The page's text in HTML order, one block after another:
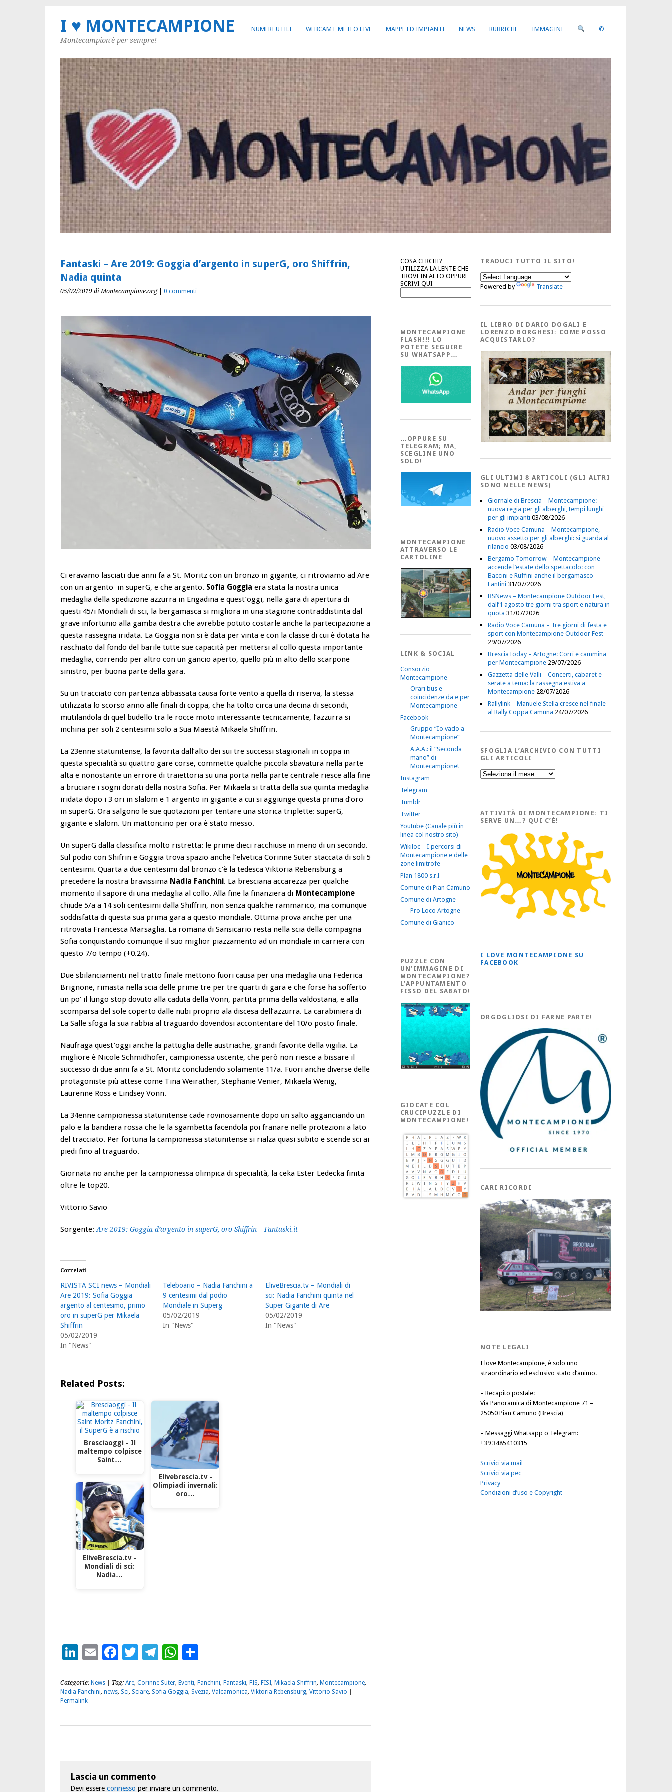
NUMERI UTILI WEBCAM E METEO LIVE MAPPE ED IMPIANTI NEWS RUBRICHE IMMAGINI ©
I ♥ MONTECAMPIONE
Montecampion'è per sempre!
Fantaski – Are 2019: Goggia d’argento in superG, oro Shiffrin,
Nadia quinta
05/02/2019 di Montecampione.org| 0 commenti
Ci eravamo lasciati due anni fa a St. Moritz con un bronzo in gigante, ci ritroviamo ad Are
con un argento in superG, e che argento. Sofia Goggia era stata la nostra unica
medaglia della spedizione azzurra in Engadina e quest’oggi, nella gara di apertura di
questi 45/i Mondiali di sci, la bergamasca si migliora in una stagione contraddistinta dal
grave infortunio alla gamba destra che avrebbe potuto costarle anche la partecipazione a
questa rassegna iridata. La Goggia non si è data per vinta e con la classe di cui è dotata ha
raschiato dal fondo del barile tutte sue capacità per mettersi al collo questa importante
medaglia, correndo per altro con un gancio aperto, quello più in alto dello scarpone
sinistro, per buona parte della gara.
Su un tracciato con partenza abbassata causa forte vento a quella di riserva, la stessa
utilizzata lo scorso anno alle finali di coppa, che ha tolto circa una decina di secondi,
mutilandola di quel budello tra le rocce moto interessante tecnicamente, l’azzurra si
inchina per soli 2 centesimi solo a Sua Maestà Mikaela Shiffrin.
La 23enne statunitense, la favorita dall’alto dei sui tre successi stagionali in coppa in
questa specialità su quattro gare corse, commette qualche piccola sbavatura nella parte
alta e nonostante un errore di traiettoria su una porta nella parte centrale riesce alla fine
a bruciare i sogni dorati della nostra Sofia. Per Mikaela si tratta della sua quinta medaglia
iridata dopo i 3 ori in slalom e 1 argento in gigante a cui si aggiunge questa prima d’oro
in superG. Ora salgono le sue quotazioni per tentare una storica triplette: superG,
gigante e slalom. Un mattoncino per ora è stato messo.
Un superG dalla classifica molto ristretta: le prime dieci racchiuse in meno di un secondo.
Sul podio con Shifrin e Goggia trova spazio anche l’elvetica Corinne Suter staccata di soli 5
centesimi. Quarta a due centesimi dal bronzo c’è la tedesca Viktoria Rebensburg a
precedere la nostra bravissima Nadia Fanchini. La bresciana accarezza per qualche
momento il sapore di una medaglia al collo. Alla fine la finanziera di Montecampione
chiude 5/a a 14 soli centesimi dalla Shiffrin, non senza qualche rammarico, ma comunque
soddisfatta di questa sua prima gara a questo mondiale. Ottima prova anche per una
ritrovata Francesca Marsaglia. La romana di Sansicario resta nella scia della compagna
Sofia conquistando comunque il suo miglior piazzamento ad un mondiale in carriera con
questo 7/o tempo (+0.24).
Due sbilanciamenti nel tratto finale mettono fuori causa per una medaglia una Federica
Brignone, rimasta nella scia delle prime tre per tre quarti di gara e che forse ha sofferto
un po’ il lungo stop dovuto alla caduta della Vonn, partita prima della valdostana, e alla
scomparsa del sole coperto dalle nubi proprio ala discesa dell’azzurra. La carabiniera di
La Salle sfoga la sua rabbia al traguardo dovendosi accontentare del 10/o posto finale.
Naufraga quest’oggi anche la pattuglia delle austriache, grandi favorite della vigilia. La
migliore è Nicole Schmidhofer, campionessa uscente, che però non riesce a bissare il
successo di due anni fa a St. Moritz concludendo solamente 11/a. Fuori anche diverse delle
protagoniste più attese come Tina Weirather, Stephanie Venier, Mikaela Wenig,
Laurenne Ross e Lindsey Vonn.
La 34enne campionessa statunitense cade rovinosamente dopo un salto agganciando un
palo e la bandiera rossa che le la sgambetta facendola poi franare nelle protezioni a lato
del tracciato. Per fortuna la campionessa statunitense si rialza quasi subito e scende sci ai
piedi fino al traguardo.
Giornata no anche per la campionessa olimpica di specialità, la ceka Ester Ledecka finita
oltre le top20.
Vittorio Savio
Sorgente:Are 2019: Goggia d’argento in superG, oro Shiffrin – Fantaski.it
Correlati
RIVISTA SCI news – Mondiali
Are 2019: Sofia Goggia
argento al centesimo, primo
oro in superG per Mikaela
Shiffrin
05/02/2019
In "News"
Teleboario – Nadia Fanchini a
9 centesimi dal podio
Mondiale in Superg
05/02/2019
In "News"
EliveBrescia.tv – Mondiali di
sci: Nadia Fanchini quinta nel
Super Gigante di Are
05/02/2019
In "News"
Related Posts:
Bresciaoggi - Il
maltempo colpisce
Saint…
EliveBrescia.tv -
Mondiali di sci:
Nadia…
Elivebrescia.tv -
Olimpiadi invernali:
oro…
LinkedIn
EmailFacebook
Twitter
Telegram
WhatsApp
Categorie: News | Tag: Are, Corinne Suter, Eventi, Fanchini, Fantaski, FIS, FISI, Mikaela Shiffrin, Montecampione,
Nadia Fanchini, news, Sci, Sciare, Sofia Goggia, Svezia, Valcamonica, Viktoria Rebensburg, Vittorio Savio
Permalink
Lascia un commento
Devi essere connesso per inviare un commento.
COSA CERCHI?
UTILIZZA LA LENTE CHE
TROVI IN ALTO OPPURE
SCRIVI QUI
Cerca
MONTECAMPIONE
FLASH!!! LO
POTETE SEGUIRE
SU WHATSAPP…
…OPPURE SU
TELEGRAM; MA,
SCEGLINE UNO
SOLO!
MONTECAMPIONE
ATTRAVERSO LE
CARTOLINE
LINK & SOCIAL
Consorzio
Montecampione
Orari bus e
coincidenze da e per
Montecampione
Facebook
Gruppo “Io vado a
Montecampione”
A.A.A.: il “Seconda
mano” di
Montecampione!
Instagram
Telegram
Tumblr
Twitter
Youtube (Canale più in
linea col nostro sito)
Wikiloc – I percorsi di
Montecampione e delle
zone limitrofe
Plan 1800 s.r.l
Comune di Pian Camuno
Comune di Artogne
Pro Loco Artogne
Comune di Gianico
PUZZLE CON
UN’IMMAGINE DI
MONTECAMPIONE?
L’APPUNTAMENTO
FISSO DEL SABATO!
GIOCATE COL
CRUCIPUZZLE DI
MONTECAMPIONE!
TRADUCI TUTTO IL SITO!
Powered by Translate
IL LIBRO DI DARIO DOGALI E
LORENZO BORGHESI: COME POSSO
ACQUISTARLO?
GLI ULTIMI 8 ARTICOLI (GLI ALTRI
SONO NELLE NEWS)
Giornale di Brescia – Montecampione:
nuova regia per gli alberghi, tempi lunghi
per gli impianti 03/08/2026
Radio Voce Camuna – Montecampione,
nuovo assetto per gli alberghi: si guarda al
rilancio 03/08/2026
Bergamo Tomorrow – Montecampione
accende l’estate dello spettacolo: con
Baccini e Ruffini anche il bergamasco
Fantini 31/07/2026
BSNews – Montecampione Outdoor Fest,
dall’1 agosto tre giorni tra sport e natura in
quota 31/07/2026
Radio Voce Camuna – Tre giorni di festa e
sport con Montecampione Outdoor Fest
29/07/2026
BresciaToday – Artogne: Corri e cammina
per Montecampione 29/07/2026
Gazzetta delle Valli – Concerti, cabaret e
serate a tema: la rassegna estiva a
Montecampione 28/07/2026
Rallylink – Manuele Stella cresce nel finale
al Rally Coppa Camuna 24/07/2026
SFOGLIA L’ARCHIVIO CON TUTTI
GLI ARTICOLI
Sfoglia
l’Archivio
tutti
Articoli
ATTIVITÀ DI MONTECAMPIONE: TI
SERVE UN…? QUI C’È!
I LOVE MONTECAMPIONE SU
FACEBOOK
ORGOGLIOSI DI FARNE PARTE!
CARI RICORDI
NOTE LEGALI
I love Montecampione, è solo uno
straordinario ed esclusivo stato d’animo.
– Recapito postale:
Via Panoramica di Montecampione 71 –
25050 Pian Camuno (Brescia)
– Messaggi Whatsapp o Telegram:
+39 3485410315
Scrivici via mail
Scrivici via pec
Privacy
Condizioni d’uso e Copyright